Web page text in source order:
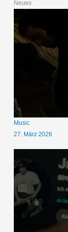
Neues
Music
27. März 2026